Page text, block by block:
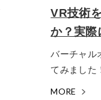
VR技術
か？実際
バーチャル
てみました
MORE